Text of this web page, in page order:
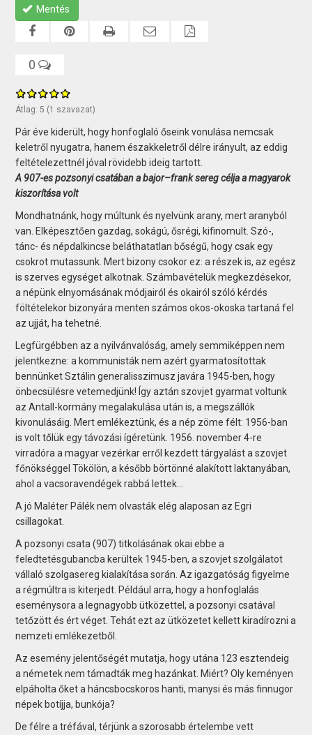
Mentés
0
Átlag: 5 (1 szavazat)
Pár éve kiderült, hogy honfoglaló őseink vonulása nemcsak
keletről nyugatra, hanem északkeletről délre irányult, az eddig
feltételezettnél jóval rövidebb ideig tartott.
A 907-es pozsonyi csatában a bajor–frank sereg célja a magyarok
kiszorítása volt
Mondhatnánk, hogy múltunk és nyelvünk arany, mert aranyból
van. Elképesztően gazdag, sokágú, ősrégi, kifinomult. Szó-,
tánc- és népdalkincse beláthatatlan bőségű, hogy csak egy
csokrot mutassunk. Mert bizony csokor ez: a részek is, az egész
is szerves egységet alkotnak. Számbavételük megkezdésekor,
a népünk elnyomásának módjairól és okairól szóló kérdés
föltételekor bizonyára menten számos okos-okoska tartaná fel
az ujját, ha tehetné.
Legfürgébben az a nyilvánvalóság, amely semmiképpen nem
jelentkezne: a kommunisták nem azért gyarmatosítottak
bennünket Sztálin generalisszimusz javára 1945-ben, hogy
önbecsülésre vetemedjünk! Így aztán szovjet gyarmat voltunk
az Antall-kormány megalakulása után is, a megszállók
kivonulásáig. Mert emlékeztünk, és a nép zöme félt: 1956-ban
is volt tőlük egy távozási ígéretünk. 1956. november 4-re
virradóra a magyar vezérkar erről kezdett tárgyalást a szovjet
főnökséggel Tökölön, a később börtönné alakított laktanyában,
ahol a vacsoravendégek rabbá lettek…
A jó Maléter Pálék nem olvasták elég alaposan az Egri
csillagokat.
A pozsonyi csata (907) titkolásának okai ebbe a
feledtetésgubancba kerültek 1945-ben, a szovjet szolgálatot
vállaló szolgasereg kialakítása során. Az igazgatóság figyelme
a régmúltra is kiterjedt. Például arra, hogy a honfoglalás
eseménysora a legnagyobb ütközettel, a pozsonyi csatával
tetőzött és ért véget. Tehát ezt az ütközetet kellett kiradírozni a
nemzeti emlékezetből.
Az esemény jelentőségét mutatja, hogy utána 123 esztendeig
a németek nem támadták meg hazánkat. Miért? Oly keményen
elpáholta őket a háncsbocskoros hanti, manysi és más finnugor
népek botíjja, bunkója?
De félre a tréfával, térjünk a szorosabb értelembe vett